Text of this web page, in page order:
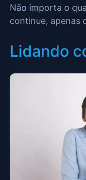
Não importa o
continue, apenas
Lidando